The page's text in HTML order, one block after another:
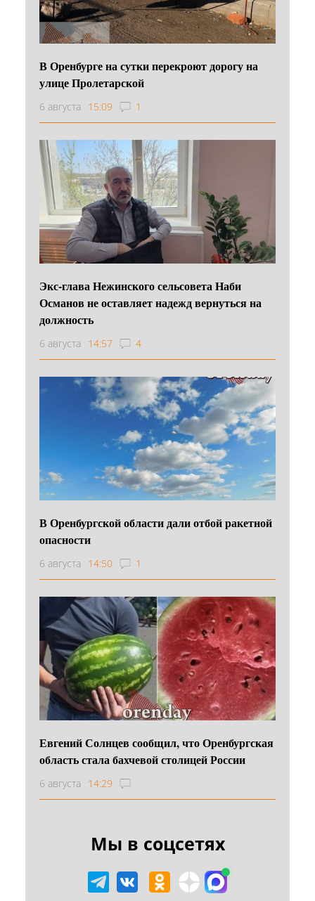
В Оренбурге на сутки перекроют дорогу на
улице Пролетарской
6 августа 15:09 1
Экс-глава Нежинского сельсовета Наби
Османов не оставляет надежд вернуться на
должность
6 августа 14:57 4
В Оренбургской области дали отбой ракетной
опасности
6 августа 14:50 1
Евгений Солнцев сообщил, что Оренбургская
область стала бахчевой столицей России
6 августа 14:29
Мы в соцсетях